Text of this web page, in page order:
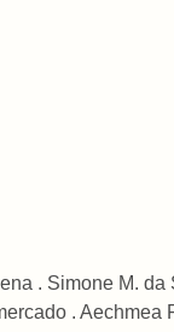
. Simone M. da
. Aechmea